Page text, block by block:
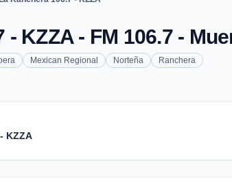
KZZA - FM 106.7 -
Mexican Regional Norteña Ranchera
KZZA